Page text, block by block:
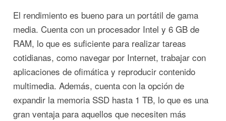
El rendimiento es bueno para un portátil de gama
media. Cuenta con un procesador Intel y 6 GB de
RAM, lo que es suficiente para realizar tareas
cotidianas, como navegar por Internet, trabajar con
aplicaciones de ofimática y reproducir contenido
multimedia. Además, cuenta con la opción de
expandir la memoria SSD hasta 1 TB, lo que es una
gran ventaja para aquellos que necesiten más